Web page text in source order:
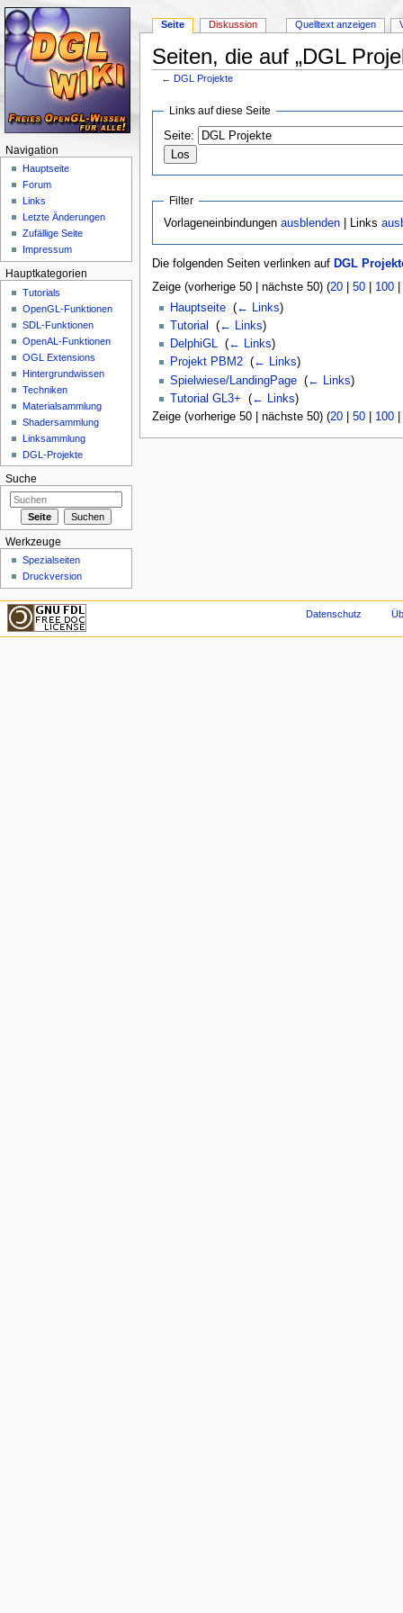
Seiten, die auf „DGL
←DGL Projekte
Links auf diese Seite
Seite:
Filter
Vorlageneinbindungenausblenden | Links
Die folgenden Seiten verlinken auf DGL
Zeige (vorherige 50 | nächste 50) (20| 50| 100|
Hauptseite‎ (← Links)
Tutorial
(← Links)
DelphiGL‎ (← Links)
Projekt PBM2‎ (← Links)
Spielwiese/LandingPage‎ (← Links)
Tutorial GL3+
(← Links)
Zeige (vorherige 50 | nächste 50) (20| 50| 100|
Seite Diskussion Quelltext anzeigen
Navigation
Hauptseite
Forum
Links
Letzte Änderungen
Zufällige Seite
Impressum
Hauptkategorien
Tutorials
OpenGL-Funktionen
SDL-Funktionen
OpenAL-Funktionen
OGL Extensions
Hintergrundwissen
Techniken
Materialsammlung
Shadersammlung
Linksammlung
DGL-Projekte
Suche
Werkzeuge
Spezialseiten
Druckversion
Datenschutz